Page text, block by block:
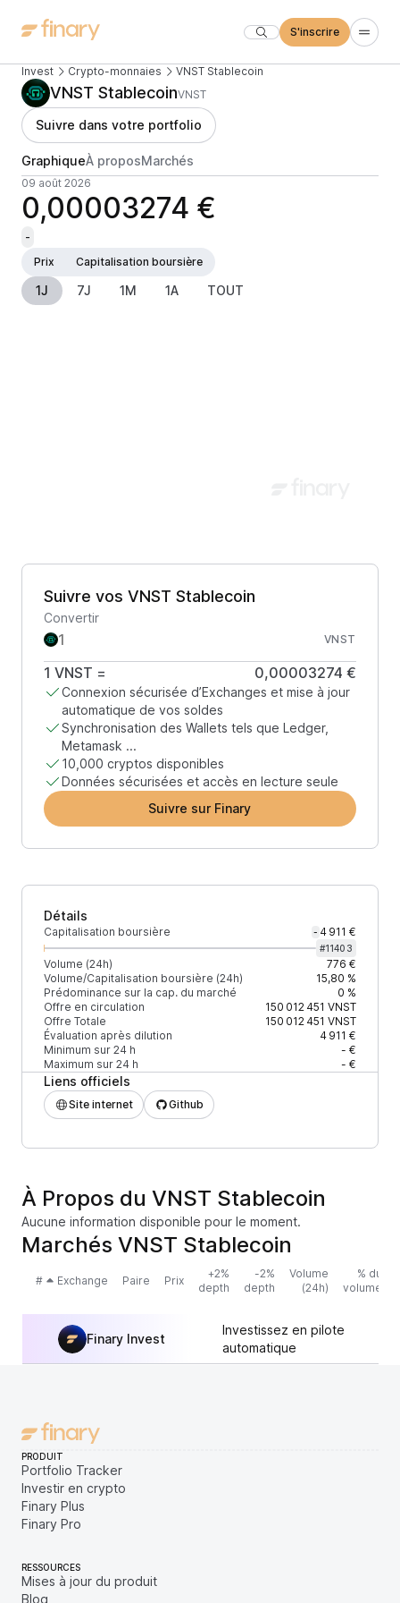
S'inscrire
Invest Crypto-monnaies VNST Stablecoin
VNST StablecoinVNST
Suivre dans votre portfolio
GraphiqueÀ proposMarchés
09 août 2026
0,00003274 €
-
Prix
Capitalisation boursière
1J 7J 1M 1A TOUT
Suivre vos VNST Stablecoin
Convertir
VNST
1 VNST = 0,00003274 €
Connexion sécurisée d’Exchanges et mise à jour
automatique de vos soldes
Synchronisation des Wallets tels que Ledger,
Metamask ...
10,000 cryptos disponibles
Données sécurisées et accès en lecture seule
Suivre sur Finary
Détails
Capitalisation boursière - 4 911 €
#11403
Volume (24h)
776 €
Volume/Capitalisation boursière (24h)
15,80 %
Prédominance sur la cap. du marché
0 %
Offre en circulation
150 012 451 VNST
Offre Totale
150 012 451 VNST
Évaluation après dilution
4 911 €
Minimum sur 24 h
- €
Maximum sur 24 h
- €
Liens officiels
Site internet Github
À Propos du VNST Stablecoin
Aucune information disponible pour le moment.
Marchés VNST Stablecoin
# Exchange Paire Prix
+2%
depth
-2%
depth
Volume
(24h)
% du
volume
Finary Invest
Investissez en pilote
automatique
PRODUIT
Portfolio Tracker
Investir en crypto
Finary Plus
Finary Pro
RESSOURCES
Mises à jour du produit
Blog